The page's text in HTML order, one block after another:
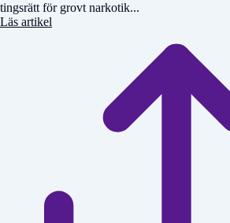
tingsrätt för grovt narkotik...
Läs artikel